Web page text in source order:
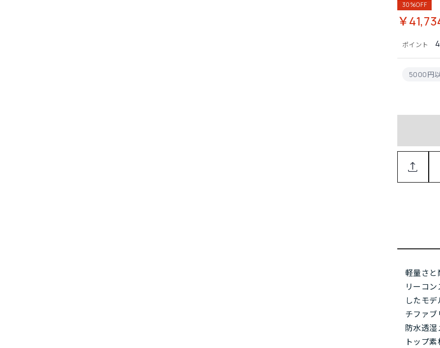
ポイント
5000円
30%OFF
￥
軽量さ
リーコ
したモ
チファ
防水透
トップ